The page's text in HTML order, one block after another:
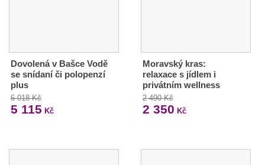
Dovolená v Bašce Vodě
se snídaní či polopenzí
plus
6 018 Kč
5 115 Kč
Moravský kras:
relaxace s jídlem i
privátním wellness
2 490 Kč
2 350 Kč